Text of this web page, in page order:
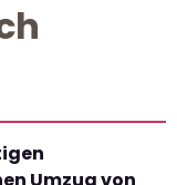
Umzug von